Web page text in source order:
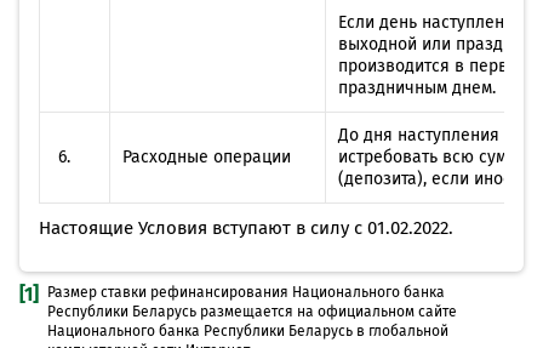
Если день наступления
выходной или
производится в первый
праздничным днем.
6. Расходные операции
До дня наступления
истребовать всю сумму
(депозита), если иное
Настоящие Условия вступают в силу с 01.02.2022.
[1]
Размер ставки рефинансирования Национального банка
Республики Беларусь размещается на официальном сайте
Национального банка Республики Беларусь в глобальной